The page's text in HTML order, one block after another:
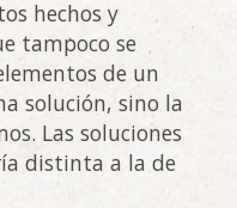
hechos y
tampoco se
de un
solución, sino la
Las soluciones
distinta a la de